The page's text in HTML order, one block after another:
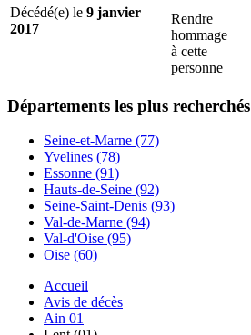
Décédé(e) le 9 janvier
2017
Rendre
hommage
à cette
personne
Départements les plus recherchés
Seine-et-Marne (77)
Yvelines (78)
Essonne (91)
Hauts-de-Seine (92)
Seine-Saint-Denis (93)
Val-de-Marne (94)
Val-d'Oise (95)
Oise (60)
Accueil
Avis de décès
Ain 01